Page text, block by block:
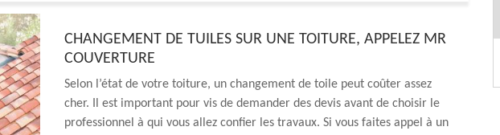
CHANGEMENT DE TUILES SUR UNE TOITURE, APPELEZ MR
COUVERTURE
Selon l’état de votre toiture, un changement de toile peut coûter assez
cher. Il est important pour vis de demander des devis avant de choisir le
professionnel à qui vous allez confier les travaux. Si vous faites appel à un